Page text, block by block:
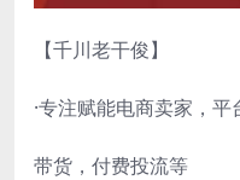
【千川老干俊】
·专注赋能电商卖家，
带货，付费投流等